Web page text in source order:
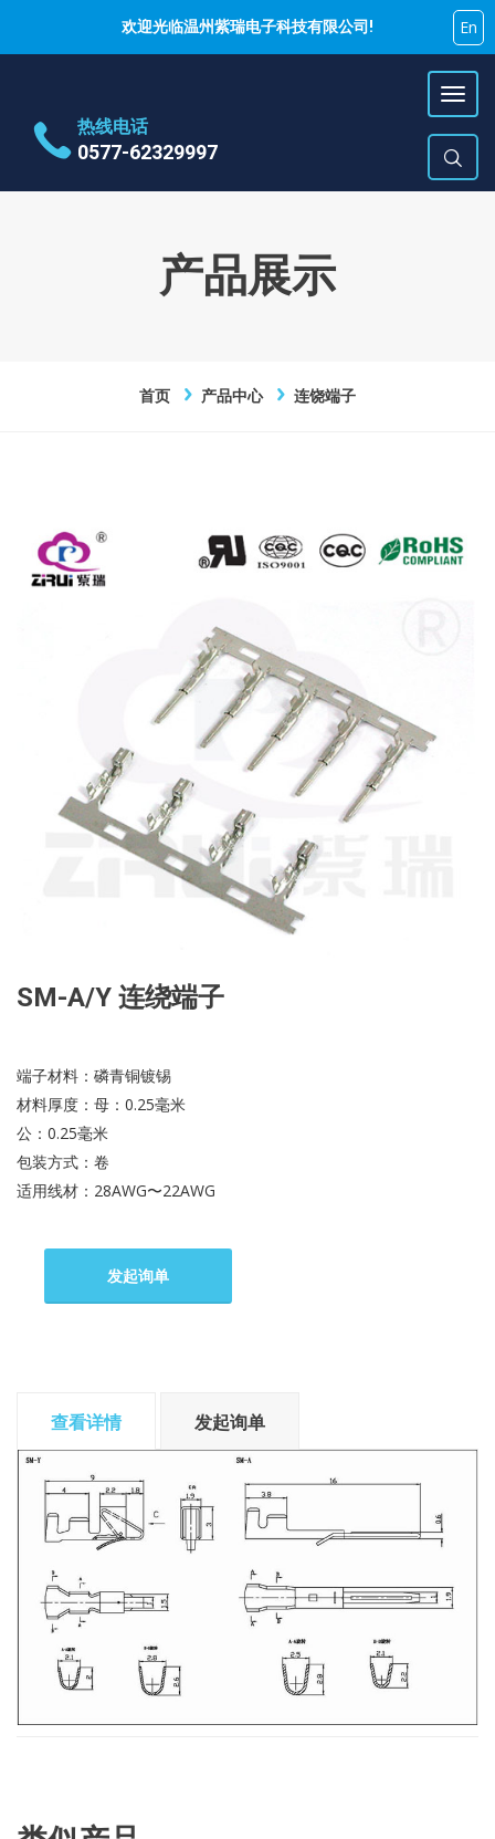
欢迎光临温州紫瑞电子科技有限公司! En
乐清市蒲岐镇特色工业区
周一~周六 9:00~17:00
E-Mail
热线电话
0577-62329997
产品展示
首页 产品中心 连饶端子
SM-A/Y 连绕端子
端子材料：磷青铜镀锡
材料厚度：母：0.25毫米
公：0.25毫米
包装方式：卷
适用线材：28AWG〜22AWG
发起询单
查看详情 发起询单